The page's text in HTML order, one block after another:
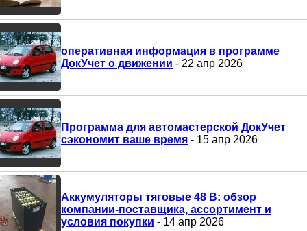
оперативная информация в программе
ДокУчет о движении - 22 апр 2026
Программа для автомастерской ДокУчет
сэкономит ваше время - 15 апр 2026
Аккумуляторы тяговые 48 В: обзор
компании-поставщика, ассортимент и
условия покупки - 14 апр 2026